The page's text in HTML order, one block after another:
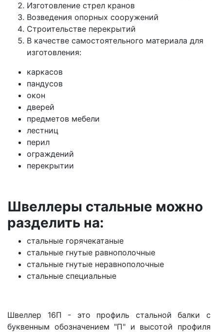
Изготовление стрел кранов
Возведения опорных сооружений
Строительстве перекрытий
В качестве самостоятельного материала для
изготовления:
каркасов
пандусов
окон
дверей
предметов мебели
лестниц
перил
ограждений
перекрытии
Швеллеры стальные можно
разделить на:
стальные горячекатаные
стальные гнутые равнополочные
стальные гнутые неравнополочные
стальные специальные
Швеллер 16П - это профиль стальной балки с
буквенным обозначением "П" и высотой профиля